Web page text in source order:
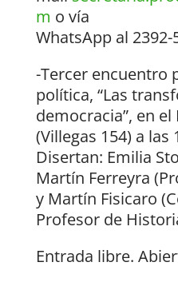
m o vía
WhatsApp al 2392-
-Tercer encuentro
política, “Las
democracia”, en
(Villegas 154) a las
Disertan: Emilia
Martín Ferreyra
y Martín Fisicaro
Profesor de
Entrada libre.